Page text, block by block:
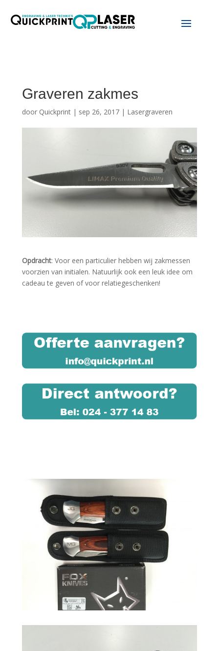
Graveren zakmes
door Quickprint| sep 26, 2017| Lasergraveren
Opdracht: Voor een particulier hebben wij zakmessen
voorzien van initialen. Natuurlijk ook een leuk idee om
cadeau te geven of voor relatiegeschenken!